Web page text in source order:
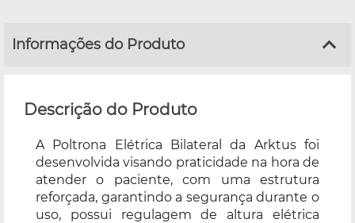
Informações do Produto
Descrição do Produto
A Poltrona Elétrica Bilateral da Arktus foi
desenvolvida visando praticidade na hora de
atender o paciente, com uma estrutura
reforçada, garantindo a segurança durante o
uso, possui regulagem de altura elétrica